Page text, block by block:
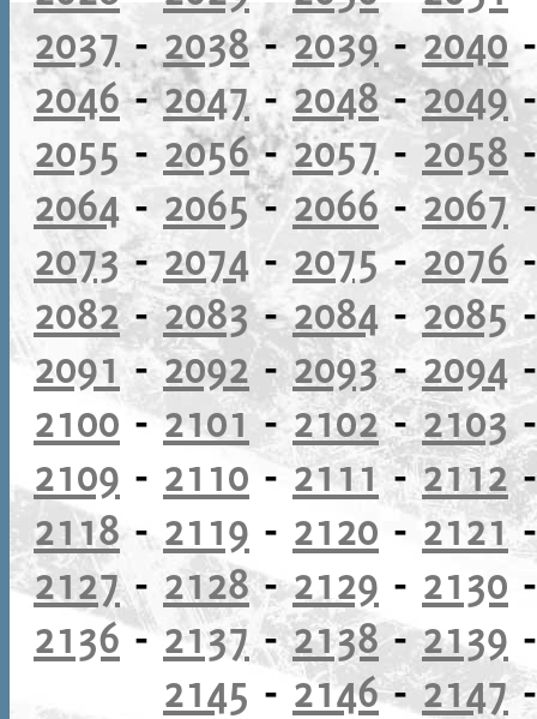
2037 - 2038-2039-2040
2046-2047- 2048-2049
2055 - 2056-2057 - 2058
2064 - 2065-2066-2067
2073-2074 - 2075-2076
2082-2083-2084-2085
2091 -2092-2093-2094
2100 -2101-2102-2103
2109 - 2110 -2111-2112
2118- 2119 - 2120 - 2121
2127- 2128-2129 - 2130
2136- 2137-2138-2139
2145 - 2146-2147